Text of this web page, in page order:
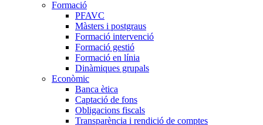
Formació
PFAVC
Màsters i postgraus
Formació intervenció
Formació gestió
Formació en línia
Dinàmiques grupals
Econòmic
Banca ètica
Captació de fons
Obligacions fiscals
Transparència i rendició de comptes